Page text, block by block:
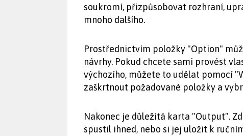
soukromí, přizpůsobovat rozhraní,
mnoho dalšího.
Prostřednictvím položky "Option"
návrhy. Pokud chcete sami provést
výchozího, můžete to udělat pomocí
zaškrtnout požadované položky a
Nakonec je důležitá karta "Output".
spustil ihned, nebo si jej uložit k